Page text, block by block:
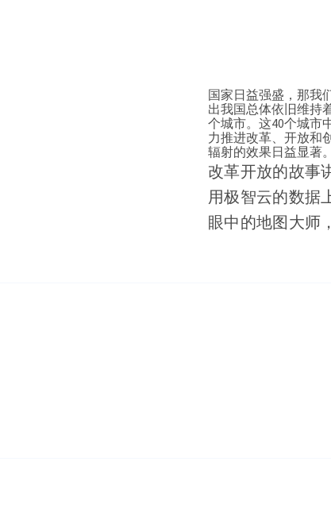
国家日益强盛，那我
出我国总体依旧维持
个城市。这40个城市
力推进改革、开放和
辐射的效果日益显著。
改革开放的故事
用极智云的数据
眼中的地图大师